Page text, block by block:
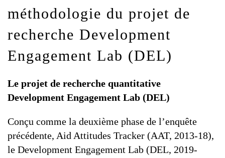
méthodologie du projet de
recherche Development
Engagement Lab (DEL)
Le projet de recherche quantitative
Development Engagement Lab (DEL)
Conçu comme la deuxième phase de l’enquête
précédente, Aid Attitudes Tracker (AAT, 2013-18),
le Development Engagement Lab (DEL, 2019-